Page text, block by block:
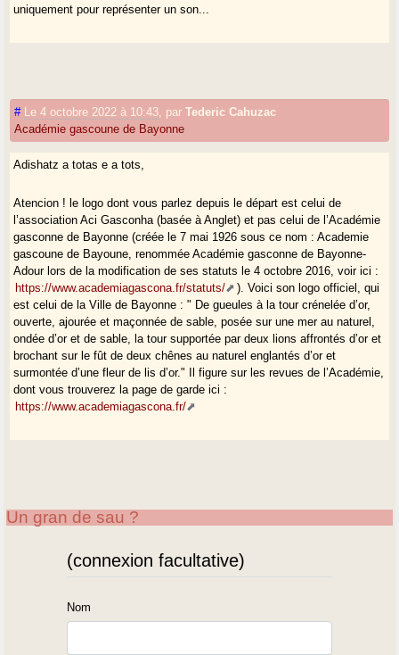
uniquement pour représenter un son...
# Le 4 octobre 2022 à 10:43 parTederic Cahuzac
Académie gascoune de Bayonne
Adishatz a totas e a tots,
Atencion ! le logo dont vous parlez depuis le départ est celui de
l’association Aci Gasconha (basée à Anglet) et pas celui de l’Académie
gasconne de Bayonne (créée le 7 mai 1926 sous ce nom : Academie
gascoune de Bayoune, renommée Académie gasconne de Bayonne-
Adour lors de la modification de ses statuts le 4 octobre 2016, voir ici :
https://www.academiagascona.fr/statuts/
). Voici son logo officiel, qui
est celui de la Ville de Bayonne : " De gueules à la tour crénelée d’or,
ouverte, ajourée et maçonnée de sable, posée sur une mer au naturel,
ondée d’or et de sable, la tour supportée par deux lions affrontés d’or et
brochant sur le fût de deux chênes au naturel englantés d’or et
surmontée d’une fleur de lis d’or." Il figure sur les revues de l’Académie,
dont vous trouverez la page de garde ici :
https://www.academiagascona.fr/
Un gran de sau ?
(connexion facultative)
Nom